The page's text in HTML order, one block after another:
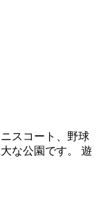
スコート、野球
な公園です。 遊